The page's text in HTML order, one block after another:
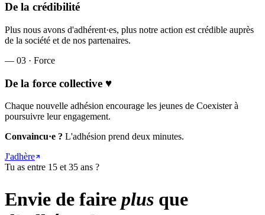
De la crédibilité
Plus nous avons d'adhérent·es, plus notre action est crédible auprès
de la société et de nos partenaires.
— 03 · Force
De la force collective ♥
Chaque nouvelle adhésion encourage les jeunes de Coexister à
poursuivre leur engagement.
Convaincu·e ? L'adhésion prend deux minutes.
J'adhère
Tu as entre 15 et 35 ans ?
Envie de faire plus que